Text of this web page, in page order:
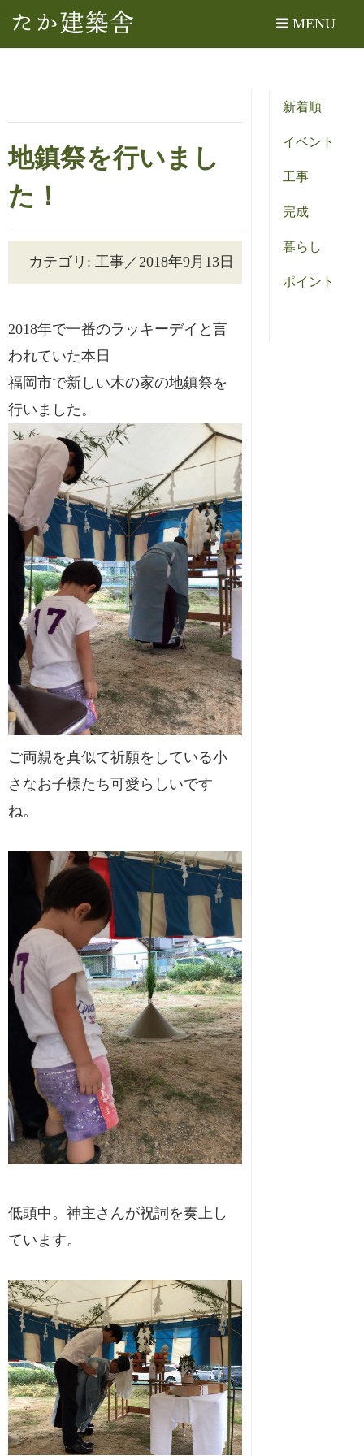
MENU
地鎮祭を行いまし
た！
カテゴリ: 工事／2018年9月13日
2018年で一番のラッキーデイと言
われていた本日
福岡市で新しい木の家の地鎮祭を
行いました。
ご両親を真似て祈願をしている小
さなお子様たち可愛らしいです
ね。
低頭中。神主さんが祝詞を奏上し
ています。
新着順
イベント
工事
完成
暮らし
ポイント